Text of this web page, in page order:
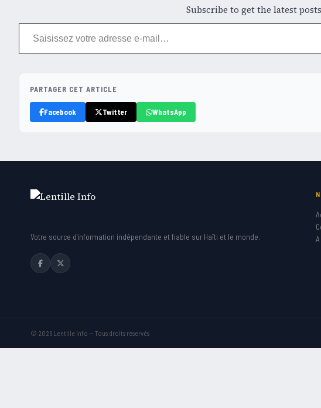
Subscribe to get the latest
Saisissez votre adresse e-mail…
PARTAGER CET ARTICLE
Facebook Twitter WhatsApp
Votre source d'information indépendante et fiable sur Haïti et le monde.
© 2026 Lentille Info — Tous droits réservés